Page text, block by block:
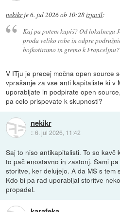
nekikrje6. jul 2026 ob 10:28izjavil:
Kaj pa potem kupiš? Od lokalnega
proda veliko robe in odpre
bojkotiramo in gremo k Franceljnu?
V ITju je precej močna open source
vprašanje za vse anti kapitaliste ki v
uporabljate in podpirate open
pa celo prispevate k skupnosti?
nekikr
::6. jul 2026, 11:42
Saj to niso antikapitalisti. To so kavč
to pač enostavno in zastonj. Sami
storitve, ker delujejo. A da MS s tem
Kdo bi pa rad uporabljal storitve
propadel.